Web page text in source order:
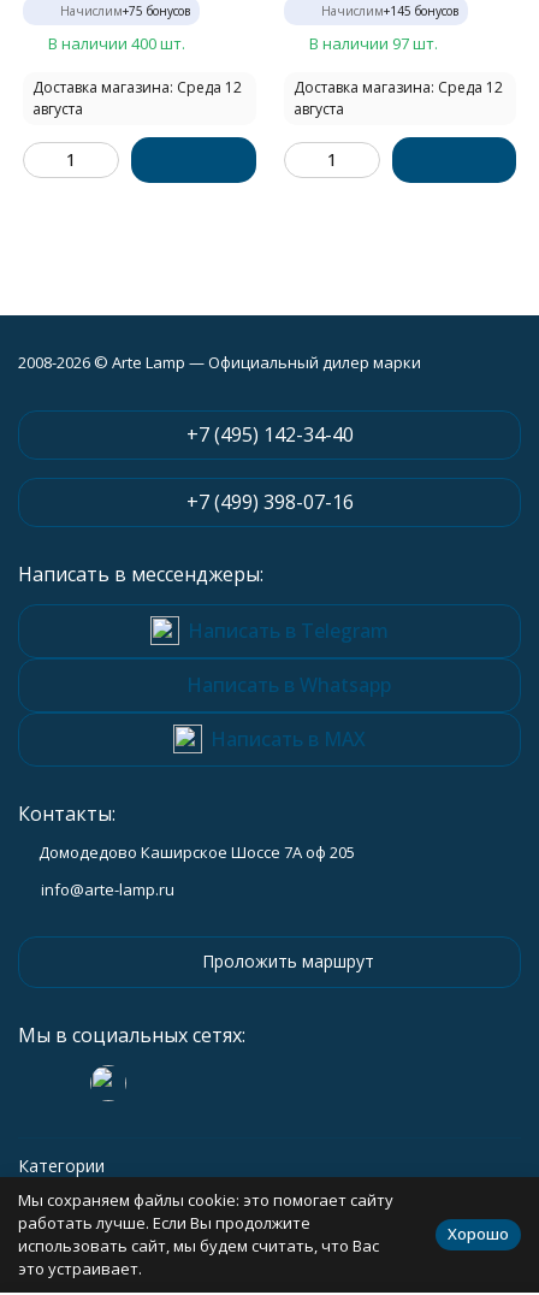
Начислим+75 бонусов
В наличии 400 шт.
Доставка магазина: Среда 12
августа
Начислим+145 бонусов
В наличии 97 шт.
Доставка магазина: Среда 12
августа
2008-2026 © Arte Lamp — Официальный дилер марки
+7 (495) 142-34-40
+7 (499) 398-07-16
Написать в мессенджеры:
Написать в Telegram
Написать в Whatsapp
Написать в MAX
Контакты:
Домодедово Каширское Шоссе 7А оф 205
info@arte-lamp.ru
Проложить маршрут
Мы в социальных сетях:
Категории
Информация
Мы сохраняем файлы cookie: это помогает сайту
работать лучше. Если Вы продолжите
использовать сайт, мы будем считать, что Вас
это устраивает.
Хорошо